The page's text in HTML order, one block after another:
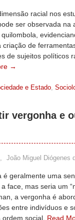
racial nos
ser observada na
criação de
de sujeitos políticos
→
e Estado,
vergonha e
, João Miguel Diógenes
é geralmente uma
face, mas seria um
a vergonha é
entre indivíduos e
social. Read